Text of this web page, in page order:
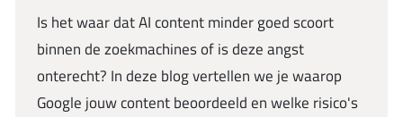
Is het waar dat AI content minder goed scoort
binnen de zoekmachines of is deze angst
onterecht? In deze blog vertellen we je waarop
Google jouw content beoordeeld en welke risico's